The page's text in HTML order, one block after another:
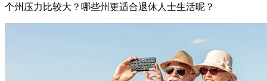
个州压力比较大？哪些州更适合退休人士生活呢？